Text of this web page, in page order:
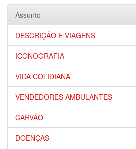
Assunto
DESCRIÇÃO E VIAGENS
ICONOGRAFIA
VIDA COTIDIANA
VENDEDORES AMBULANTES
CARVÃO
DOENÇAS